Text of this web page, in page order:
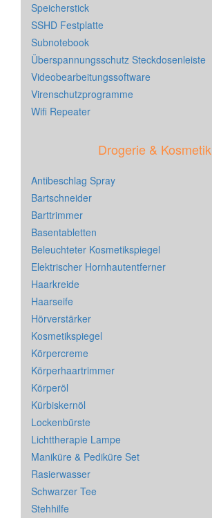
Speicherstick
SSHD Festplatte
Subnotebook
Überspannungsschutz Steckdosenleiste
Videobearbeitungssoftware
Virenschutzprogramme
Wifi Repeater
Drogerie & Kosmetik
Antibeschlag Spray
Bartschneider
Barttrimmer
Basentabletten
Beleuchteter Kosmetikspiegel
Elektrischer Hornhautentferner
Haarkreide
Haarseife
Hörverstärker
Kosmetikspiegel
Körpercreme
Körperhaartrimmer
Körperöl
Kürbiskernöl
Lockenbürste
Lichttherapie Lampe
Maniküre & Pediküre Set
Rasierwasser
Schwarzer Tee
Stehhilfe